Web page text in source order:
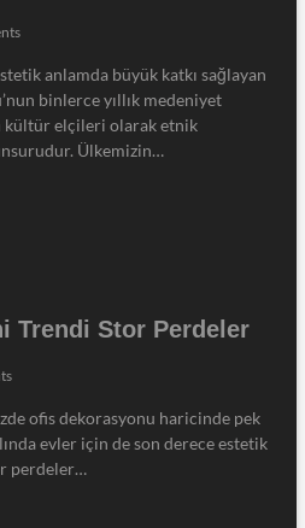
anlamda büyük katkı sağlayan
binlerce yıllık medeniyet
kültür elçileri olarak etnik
Ülkemizin…
Trendi Stor Perdeler
ofis dekorasyonu haricinde pek
evler için de son derece estetik
perdeler…